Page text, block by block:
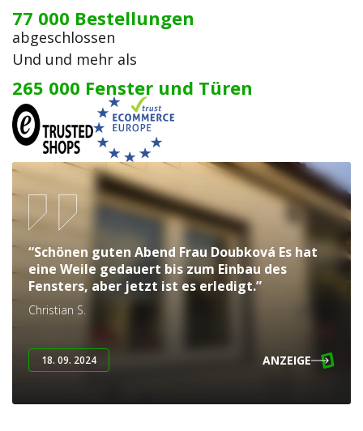
77 000 Bestellungen
abgeschlossen
Und und mehr als
265 000 Fenster und Türen
“Schönen guten Abend Frau Doubková Es hat
eine Weile gedauert bis zum Einbau des
Fensters, aber jetzt ist es erledigt.”
Christian S.
18. 09. 2024 ANZEIGE